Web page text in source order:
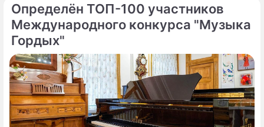
Определён ТОП-100 участников
Международного конкурса "Музыка
Гордых"